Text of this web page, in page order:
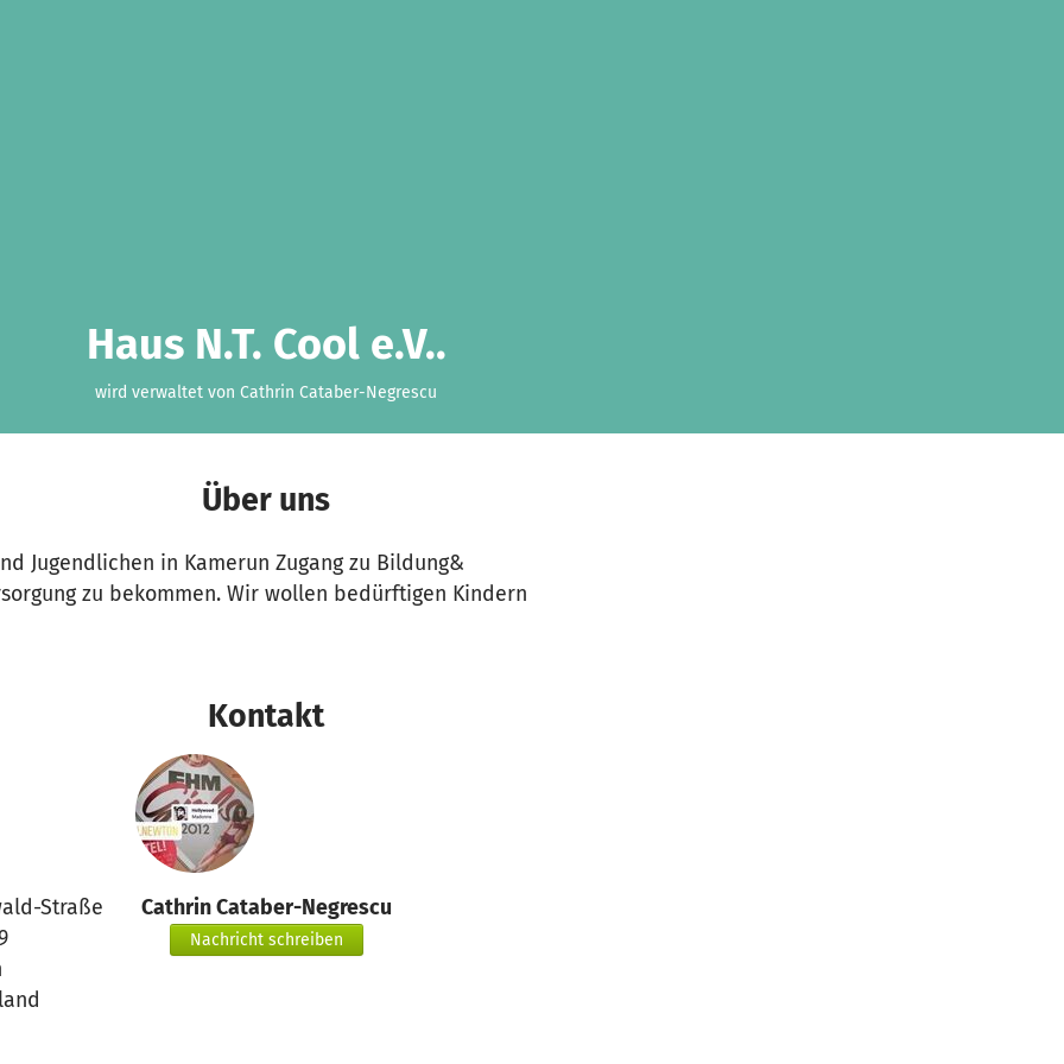
Haus N.T. Cool e.V..
wird verwaltet von Cathrin Cataber-Negrescu
Über uns
Jugendlichen in Kamerun Zugang zu Bildung&
zu bekommen. Wir wollen bedürftigen Kindern
Kontakt
Straße
Cathrin Cataber-Negrescu
Nachricht schreiben